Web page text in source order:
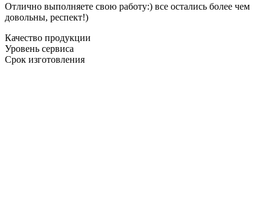
Отлично выполняете свою работу:) все остались более чем
довольны, респект!)
Качество продукции
Уровень сервиса
Срок изготовления